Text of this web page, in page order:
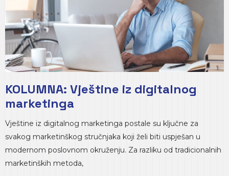
KOLUMNA: Vještine iz digitalnog
marketinga
Vještine iz digitalnog marketinga postale su ključne za
svakog marketinškog stručnjaka koji želi biti uspješan u
modernom poslovnom okruženju. Za razliku od tradicionalnih
marketinških metoda,